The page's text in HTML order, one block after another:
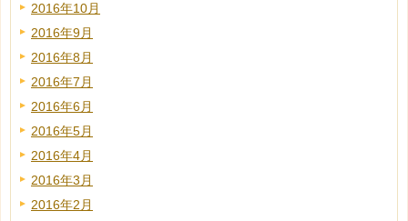
2016年10月
2016年9月
2016年8月
2016年7月
2016年6月
2016年5月
2016年4月
2016年3月
2016年2月